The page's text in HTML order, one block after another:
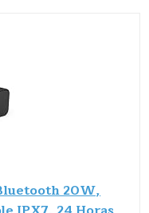
20W,